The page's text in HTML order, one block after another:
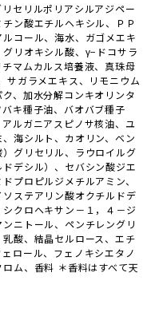
セリルポリアシルアジペー
ン酸エチルヘキシル、ＰＰ
コール、海水、ガゴメエキ
リオキシル酸、γ−ドコサラ
マムカルス培養液、真珠母
サガラメエキス、リモニウム
、加水分解コンキオリンタ
キ種子油、バオバブ種子
ルガニアスピノサ核油、ユ
海シルト、カオリン、ベン
グリセリル、ラウロイルグ
デシル）、セバシン酸ジエ
プロピルジメチルアミン、
ステアリン酸オクチルドデ
クロヘキサン－１，４－ジ
ニトール、ペンチレングリ
酸、結晶セルロース、エチ
ロール、フェノキシエタノ
ム、香料 ＊香料はすべて天